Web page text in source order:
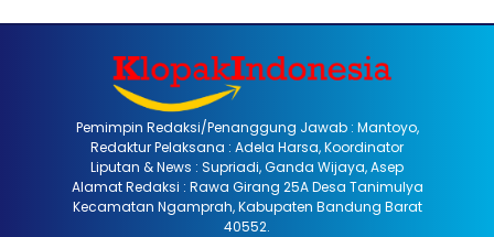
Pemimpin Redaksi/Penanggung Jawab : Mantoyo,
Redaktur Pelaksana : Adela Harsa, Koordinator
Liputan & News : Supriadi, Ganda Wijaya, Asep
Alamat Redaksi : Rawa Girang 25A Desa Tanimulya
Kecamatan Ngamprah, Kabupaten Bandung Barat
40552.